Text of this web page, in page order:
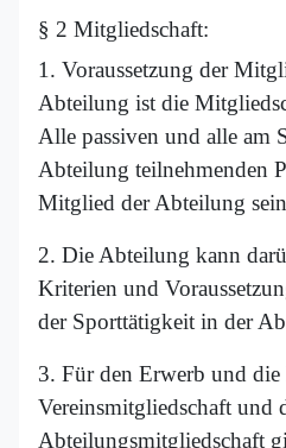
§ 2 Mitgliedschaft:
1. Voraussetzung der
Abteilung ist die
Alle passiven und alle am
Abteilung teilnehmenden
Mitglied der Abteilung
2. Die Abteilung kann
Kriterien und
der Sporttätigkeit in der
3. Für den Erwerb und
Vereinsmitgliedschaft und
Abteilungsmitgliedschaft